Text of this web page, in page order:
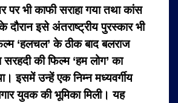
पर भी काफी सराहा गया तथा कांस
दौरान इसे अंतराष्ट्रीय पुरस्कार भी
‘हलचल’ के ठीक बाद बलराज
सरहदी की फिल्म ‘हम लोग’ का
इसमें उन्हें एक निम्न मध्यवर्गीय
युवक की भूमिका मिली। यह